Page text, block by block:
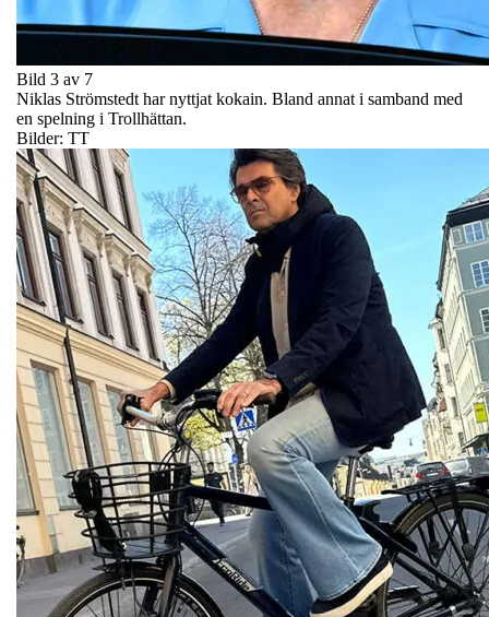
Bild 3 av 7
Niklas Strömstedt har nyttjat kokain. Bland annat i samband med
en spelning i Trollhättan.
Bilder: TT